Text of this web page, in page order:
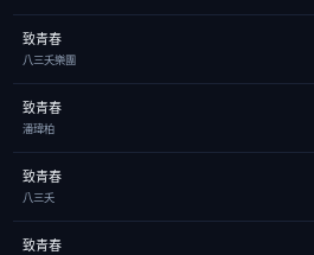
致青春
八三夭樂團
致青春
潘瑋柏
致青春
八三夭
致青春